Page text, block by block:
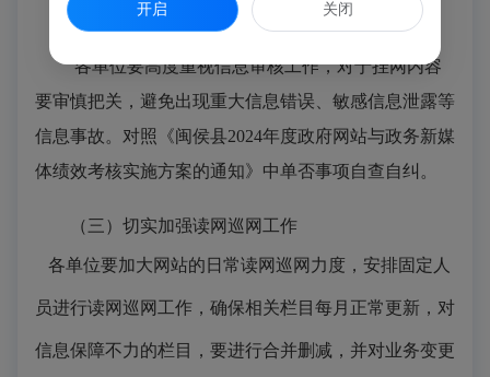
（二）审慎把关信息发布工作
各单位要高度重视信息审核工作，对于挂网内容
要审慎把关，避免出现重大信息错误、敏感信息泄露等
信息事故。对照《闽侯县2024年度政府网站与政务新媒
体绩效考核实施方案的通知》中单否事项自查自纠。
（三）切实加强读网巡网工作
各单位要加大网站的日常读网巡网力度，安排固定人
员进行读网巡网工作，确保相关栏目每月正常更新，对
信息保障不力的栏目，要进行合并删减，并对业务变更
开启 关闭